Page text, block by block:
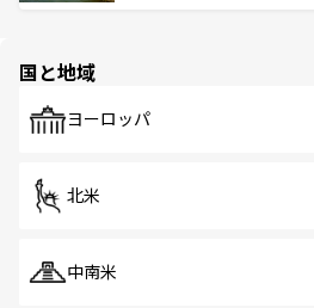
で、ホーカーズは地元の風情
国と地域
ヨーロッパ
北米
中南米